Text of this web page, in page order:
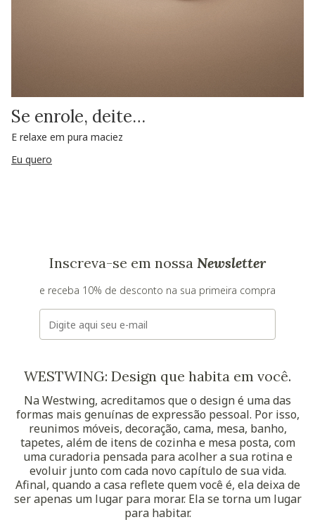
Se enrole, deite…
E relaxe em pura maciez
Eu quero
Inscreva-se em nossa Newsletter
e receba 10% de desconto na sua primeira compra
E-mail
WESTWING: Design que habita em você.
Na Westwing, acreditamos que o design é uma das
formas mais genuínas de expressão pessoal. Por isso,
reunimos móveis, decoração, cama, mesa, banho,
tapetes, além de itens de cozinha e mesa posta, com
uma curadoria pensada para acolher a sua rotina e
evoluir junto com cada novo capítulo de sua vida.
Afinal, quando a casa reflete quem você é, ela deixa de
ser apenas um lugar para morar. Ela se torna um lugar
para habitar.